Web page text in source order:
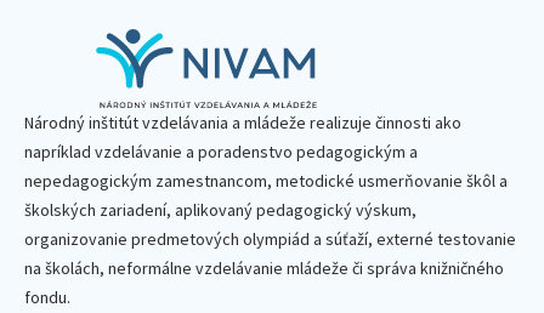
Národný inštitút vzdelávania a mládeže realizuje činnosti ako
napríklad vzdelávanie a poradenstvo pedagogickým a
nepedagogickým zamestnancom, metodické usmerňovanie škôl a
školských zariadení, aplikovaný pedagogický výskum,
organizovanie predmetových olympiád a súťaží, externé testovanie
na školách, neformálne vzdelávanie mládeže či správa knižničného
fondu.